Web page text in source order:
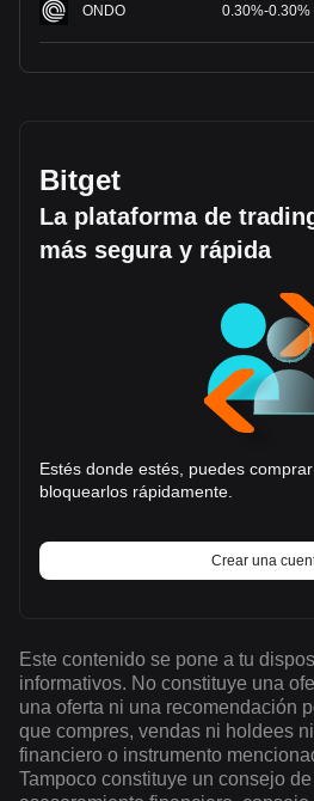
ONDO 0.30%-0.30%
Bitget
La plataforma de
más segura y rápida
Estés donde estés, puedes
bloquearlos rápidamente.
Crear una
Este contenido se pone a tu
informativos. No constituye una
una oferta ni una recomendación
que compres, vendas ni holdees
financiero o instrumento
Tampoco constituye un consejo